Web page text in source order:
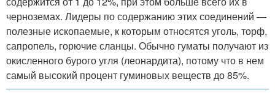
черноземах. Лидеры по содержанию этих соединений —
полезные ископаемые, к которым относятся уголь, торф,
сапропель, горючие сланцы. Обычно гуматы получают из
окисленного бурого угля (леонардита), потому что в нем
самый высокий процент гуминовых веществ до 85%.